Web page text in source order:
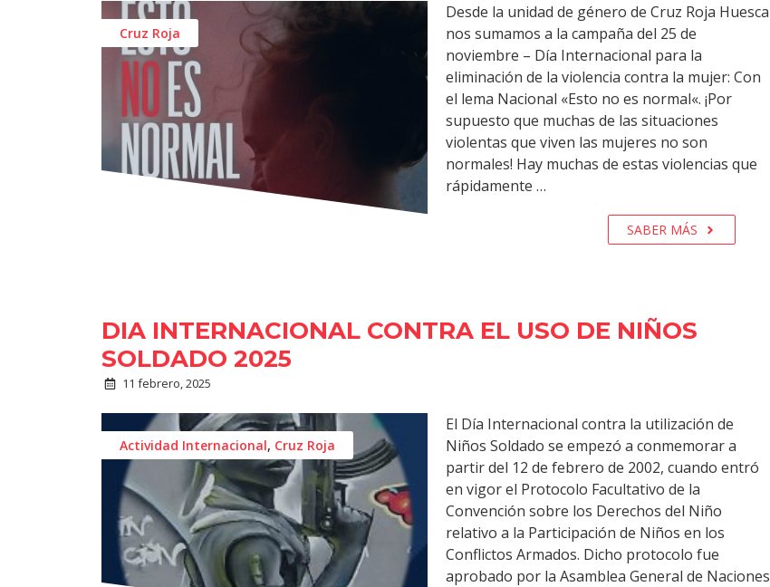
Cruz Roja
Desde la unidad de género de Cruz Roja Huesca
nos sumamos a la campaña del 25 de
noviembre – Día Internacional para la
eliminación de la violencia contra la mujer: Con
el lema Nacional «Esto no es normal«. ¡Por
supuesto que muchas de las situaciones
violentas que viven las mujeres no son
normales! Hay muchas de estas violencias que
rápidamente …
SABER MÁS
DIA INTERNACIONAL CONTRA EL USO DE NIÑOS
SOLDADO 2025
11 febrero, 2025
Actividad Internacional, Cruz Roja
El Día Internacional contra la utilización de
Niños Soldado se empezó a conmemorar a
partir del 12 de febrero de 2002, cuando entró
en vigor el Protocolo Facultativo de la
Convención sobre los Derechos del Niño
relativo a la Participación de Niños en los
Conflictos Armados. Dicho protocolo fue
aprobado por la Asamblea General de Naciones